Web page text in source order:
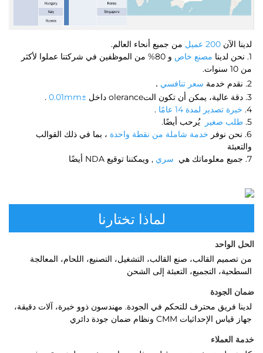
لدينا الآن 200 عميل
من جميع أنحاء العالم.
مصنع خاص
و 80% من الموظفين في شركتنا عملوا لأكثر
من 10 سنوات.
سعر تنافسي .
±0.01mm
.
خبرة تصدير لمدة 14 عامًا
.
طلب صغير يُرحب أيضًا.
خدمة شاملة من نقطة واحدة
، بما في ذلك القوالب
والتعبئة
سري , ويمكننا توقيع NDA أيضًا
لماذا تختارنا
الحل الواحد
من تصميم القالب، صنع القالب، التشغيل، التصنيع، اللحام، المعالجة
السطحية، التجميع، التعبئة إلى الشحن
ضمان الجودة
لدينا فريق محترف للتحكم في الجودة. مهندسون ذوو خبرة، آلات دقيقة،
جهاز قياس الإحداثيات CMM ونظام ضمان جودة دائري
خدمة العملاء